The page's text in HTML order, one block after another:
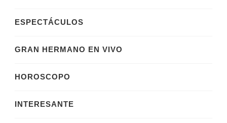
ESPECTÁCULOS
GRAN HERMANO EN VIVO
HOROSCOPO
INTERESANTE